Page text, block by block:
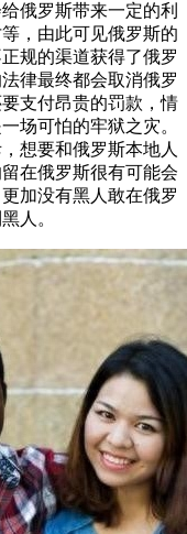
俄罗斯带来一定的利
，由此可见俄罗斯的
规的渠道获得了俄罗
律最终都会取消俄罗
支付昂贵的罚款，情
场可怕的牢狱之灾。
想要和俄罗斯本地人
在俄罗斯很有可能会
加没有黑人敢在俄罗
人。